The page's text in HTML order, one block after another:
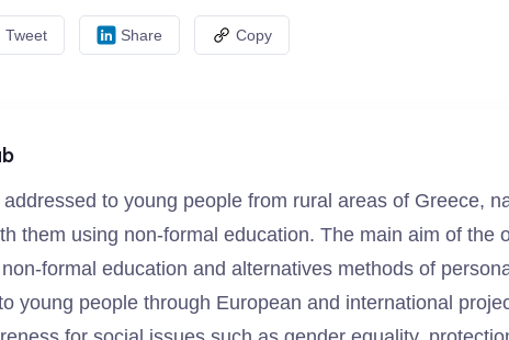
Tweet Share Copy
to young people from rural areas of Greece,
them using non-formal education. The main aim of the
formal education and alternatives methods of
young people through European and international